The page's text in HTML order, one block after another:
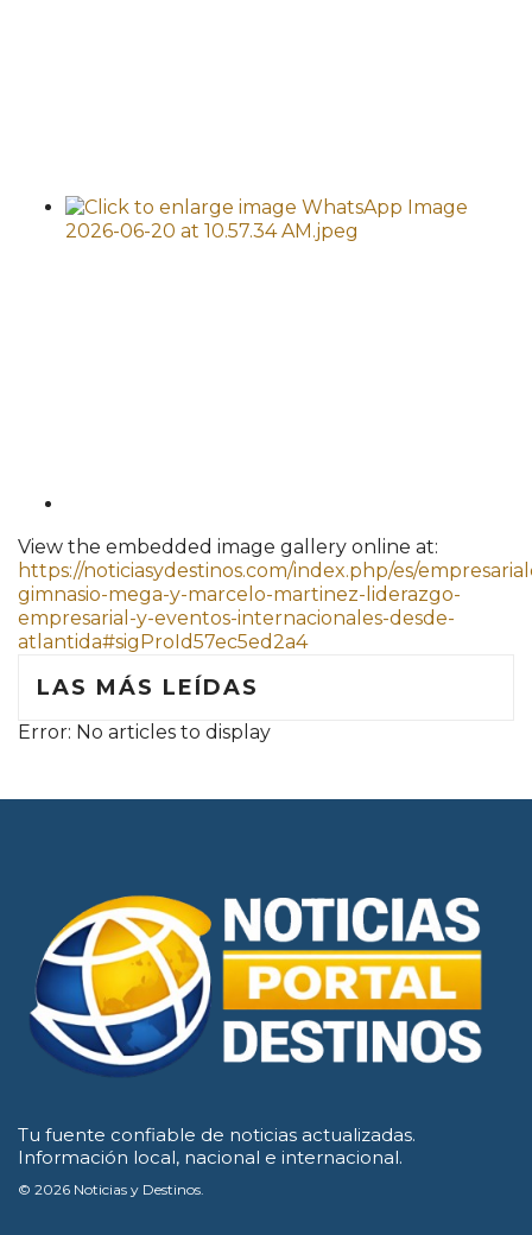
View the embedded image gallery online at:
https://noticiasydestinos.com/index.php/es/
gimnasio-mega-y-marcelo-martinez-liderazgo-
empresarial-y-eventos-internacionales-desde-
atlantida#sigProId57ec5ed2a4
LAS MÁS LEÍDAS
Error: No articles to display
Tu fuente confiable de noticias actualizadas.
Información local, nacional e internacional.
© 2026 Noticias y Destinos.